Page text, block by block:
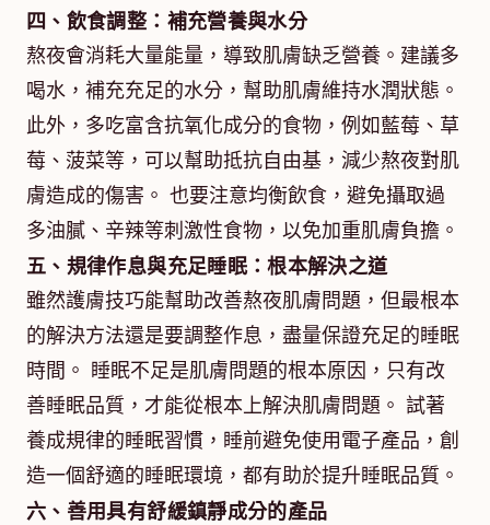
四、飲食調整：補充營養與水分
熬夜會消耗大量能量，導致肌膚缺乏營養。建議多
喝水，補充充足的水分，幫助肌膚維持水潤狀態。
此外，多吃富含抗氧化成分的食物，例如藍莓、草
莓、菠菜等，可以幫助抵抗自由基，減少熬夜對肌
膚造成的傷害。 也要注意均衡飲食，避免攝取過
多油膩、辛辣等刺激性食物，以免加重肌膚負擔。
五、規律作息與充足睡眠：根本解決之道
雖然護膚技巧能幫助改善熬夜肌膚問題，但最根本
的解決方法還是要調整作息，盡量保證充足的睡眠
時間。 睡眠不足是肌膚問題的根本原因，只有改
善睡眠品質，才能從根本上解決肌膚問題。 試著
養成規律的睡眠習慣，睡前避免使用電子產品，創
造一個舒適的睡眠環境，都有助於提升睡眠品質。
六、善用具有舒緩鎮靜成分的產品